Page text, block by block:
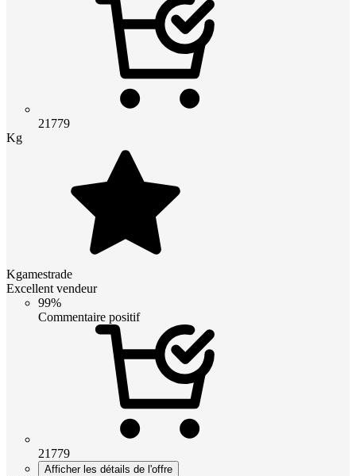
21779
Kg
Kgamestrade
Excellent vendeur
99%
Commentaire positif
21779
Afficher les détails de l'offre